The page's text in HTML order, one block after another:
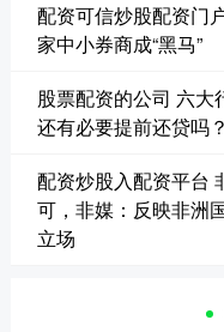
配资可信炒股配资门
家中小券商成“黑马”
股票配资的公司 六大
还有必要提前还贷吗？
配资炒股入配资平台
可，非媒：反映非洲
立场